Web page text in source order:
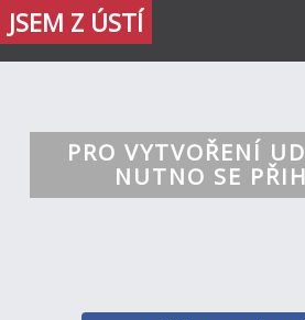
JSEM Z ÚSTÍ
PRO VYTVOŘENÍ
NUTNO SE